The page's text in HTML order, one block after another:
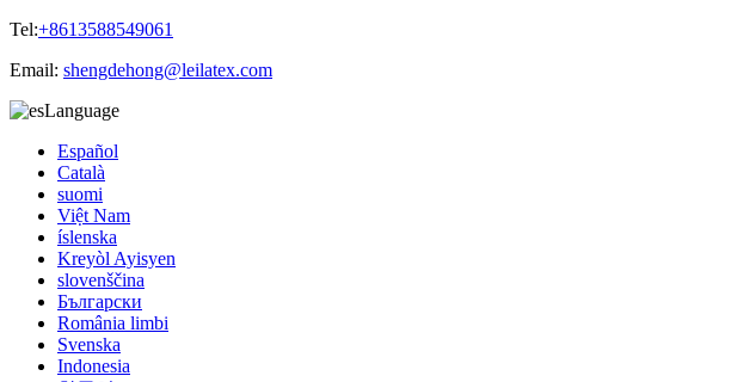
Tel:+8613588549061
Email: shengdehong@leilatex.com
Language
Español
Català
suomi
Việt Nam
íslenska
Kreyòl Ayisyen
slovenščina
Български
România limbi
Svenska
Indonesia